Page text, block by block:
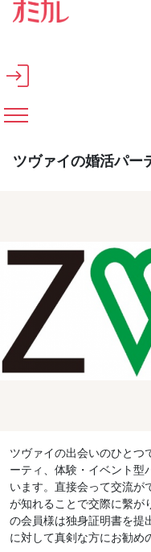
メインコンテンツへスキップ
ツヴァイの婚活パー
ツヴァイの出会いのひとつ
ーティ、体験・イベント型
います。直接会って交流が
が知れることで交際に繫が
の会員様は独身証明書を提
に対して真剣な方にお勧め